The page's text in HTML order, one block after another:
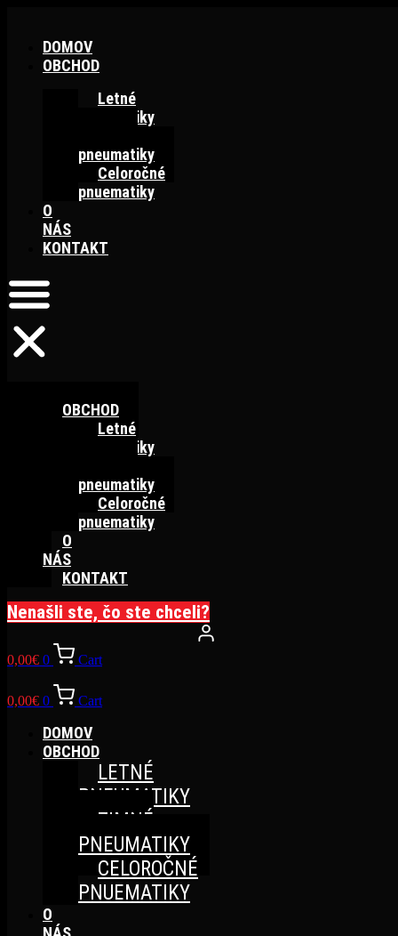
DOMOV
OBCHOD
Letné
pneumatiky
pneumatiky
Celoročné
pnuematiky
O
NÁS
KONTAKT
OBCHOD
Letné
pneumatiky
pneumatiky
Celoročné
pnuematiky
O
NÁS
KONTAKT
Nenašli ste, čo ste chceli?
0,00€ 0 Cart
0,00€ 0 Cart
DOMOV
OBCHOD
LETNÉ
PNEUMATIKY
ZIMNÉ
PNEUMATIKY
CELOROČNÉ
PNUEMATIKY
O